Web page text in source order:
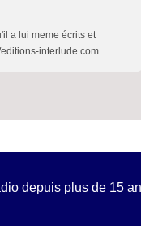
a lui meme écrits et
interlude.com
depuis plus de 15